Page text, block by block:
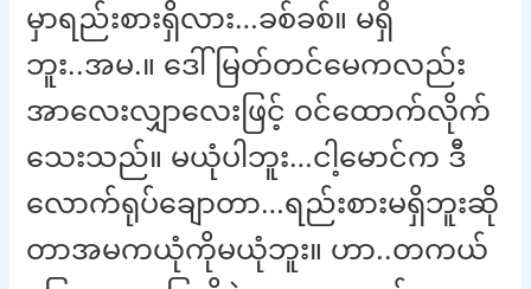
မှာရည်းစားရှိလား…ခစ်ခစ်။ မရှိ
ဘူး..အမ.။ ဒေါ်မြတ်တင်မေကလည်း
အာလေးလျှာလေးဖြင့် ဝင်ထောက်လိုက်
သေးသည်။ မယုံပါဘူး…ငါ့မောင်က ဒီ
လောက်ရုပ်ချောတာ…ရည်းစားမရှိဘူးဆို
တာအမကယုံကိုမယုံဘူး။ ဟာ..တကယ်